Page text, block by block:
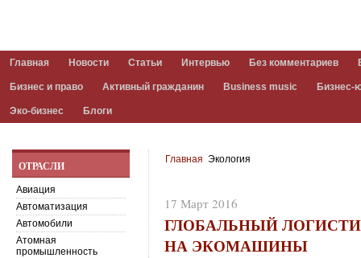
Главная Новости Статьи Интервью Без комментариев
Бизнес и право Активный гражданин Business music Бизнес-
Эко-бизнес Блоги
Главная Экология
17 Март 2016
ГЛОБАЛЬНЫЙ
НА ЭКОМАШИНЫ
ОТРАСЛИ
Авиация
Автоматизация
Автомобили
Атомная
промышленность